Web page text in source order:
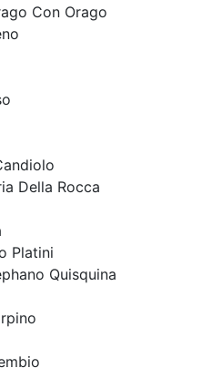
Con Orago
Della Rocca
Platini
Quisquina